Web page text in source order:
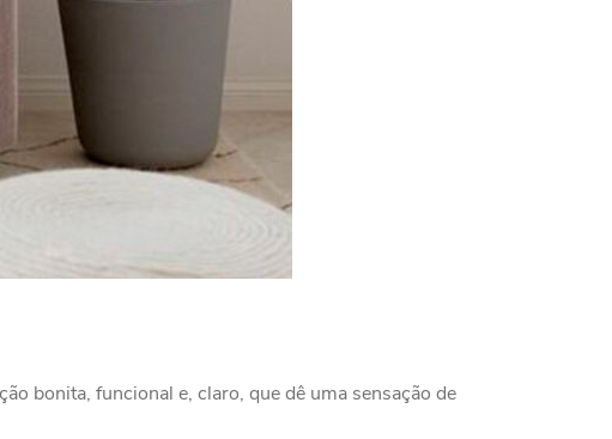
bonita, funcional e, claro, que dê uma sensação de